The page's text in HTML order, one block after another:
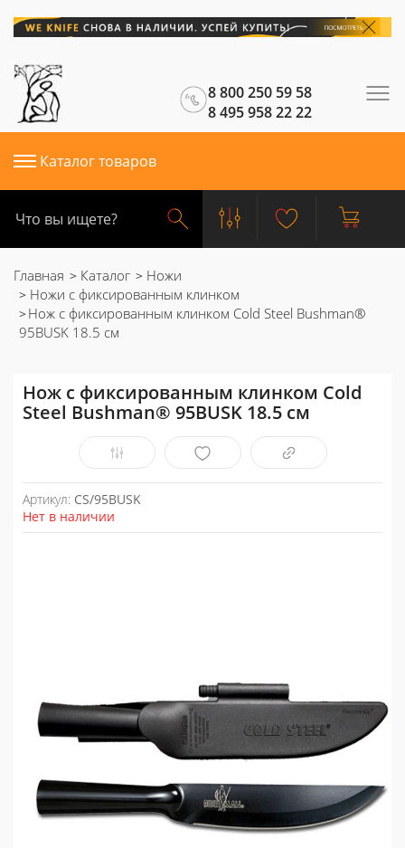
8 800 250 59 58
8 495 958 22 22
Каталог товаров
Главная Каталог
Ножи
Ножи с фиксированным клинком
Нож с фиксированным клинком Cold Steel Bushman®
95BUSK 18.5 см
Нож с фиксированным клинком Cold
Steel Bushman® 95BUSK 18.5 см
Артикул: CS/95BUSK
Нет в наличии